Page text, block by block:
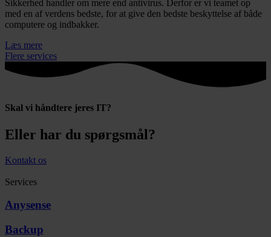
Sikkerhed handler om mere end antivirus. Derfor er vi teamet op
med en af verdens bedste, for at give den bedste beskyttelse af både
computere og indbakker.
Læs mere
Flere services
Skal vi håndtere jeres IT?
Eller har du spørgsmål?
Kontakt os
Services
Anysense
Backup